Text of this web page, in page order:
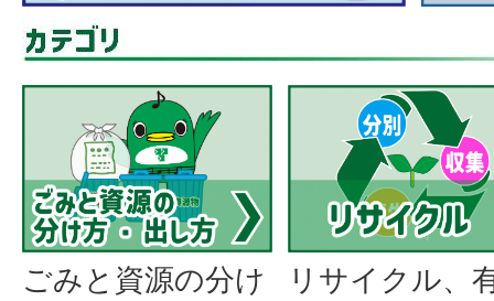
ごみと資源の分け
リサイクル、